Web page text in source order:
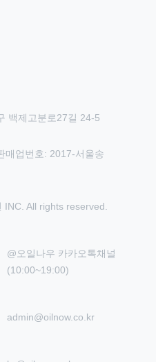
백제고분로27길 24-5
매업번호: 2017-서울송
INC. All rights reserved.
@오일나우 카카오톡채널
(10:00~19:00)
admin@oilnow.co.kr